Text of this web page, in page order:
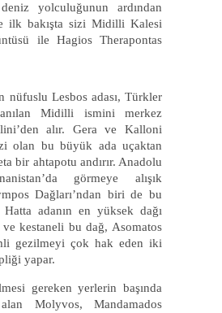
yolculuğunun ardından
ilk bakışta sizi Midilli Kalesi
ile Hagios Therapontas
nüfuslu Lesbos adası, Türkler
Midilli ismini merkez
alır. Gera ve Kalloni
olan bu büyük ada uçaktan
bir ahtapotu andırır. Anadolu
görmeye alışık
Dağları’ndan biri de bu
adanın en yüksek dağı
kestaneli bu dağ, Asomatos
gezilmeyi çok hak eden iki
yapar.
gereken yerlerin başında
Molyvos, Mandamados